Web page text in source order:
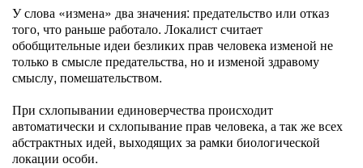
У слова «измена» два значения: предательство или отказ
того, что раньше работало. Локалист считает
обобщительные идеи безликих прав человека изменой не
только в смысле предательства, но и изменой здравому
смыслу, помешательством.
При схлопывании единоверчества происходит
автоматически и схлопывание прав человека, а так же всех
абстрактных идей, выходящих за рамки биологической
локации особи.